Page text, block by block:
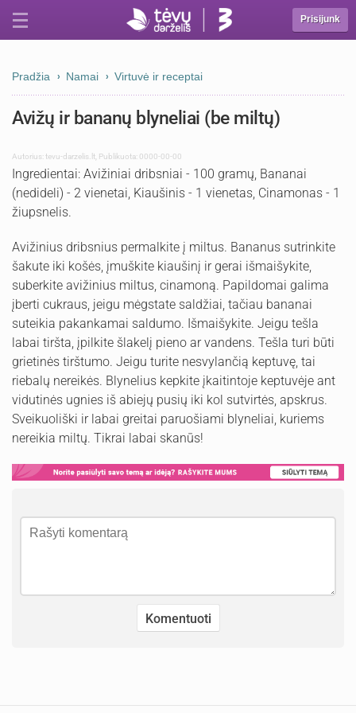
Prisijunk
Pradžia Namai Virtuvė ir receptai
Avižų ir bananų blyneliai (be miltų)
Autorius:tevu-darzelis.lt Publikuota: 0000-00-00
Ingredientai: Avižiniai dribsniai - 100 gramų, Bananai
(nedideli) - 2 vienetai, Kiaušinis - 1 vienetas, Cinamonas - 1
žiupsnelis.
Avižinius dribsnius permalkite į miltus. Bananus sutrinkite
šakute iki košės, įmuškite kiaušinį ir gerai išmaišykite,
suberkite avižinius miltus, cinamoną. Papildomai galima
įberti cukraus, jeigu mėgstate saldžiai, tačiau bananai
suteikia pakankamai saldumo. Išmaišykite. Jeigu tešla
labai tiršta, įpilkite šlakelį pieno ar vandens. Tešla turi būti
grietinės tirštumo. Jeigu turite nesvylančią keptuvę, tai
riebalų nereikės. Blynelius kepkite įkaitintoje keptuvėje ant
vidutinės ugnies iš abiejų pusių iki kol sutvirtės, apskrus.
Sveikuoliški ir labai greitai paruošiami blyneliai, kuriems
nereikia miltų. Tikrai labai skanūs!